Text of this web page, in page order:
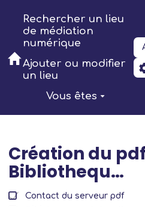
Aller au contenu principal
Rechercher un lieu
de médiation
numérique
Ajouter ou modifier
un lieu
Vous êtes
Création du
Bibliothequ…
Contact du serveur pdf